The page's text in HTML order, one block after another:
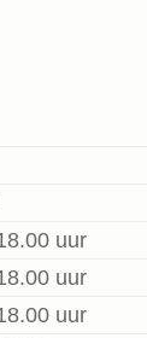
uur
uur
uur